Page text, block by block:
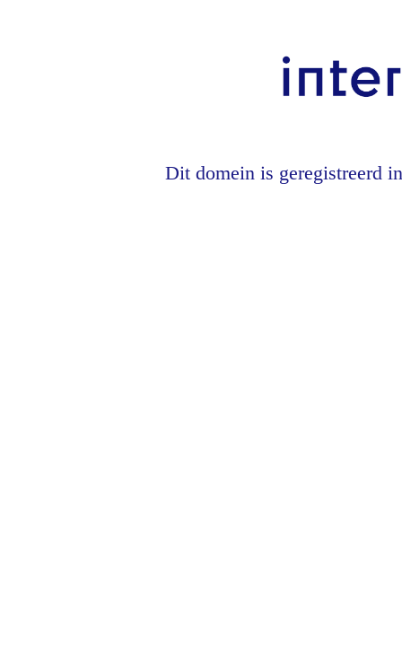
Dit domein is geregistreerd